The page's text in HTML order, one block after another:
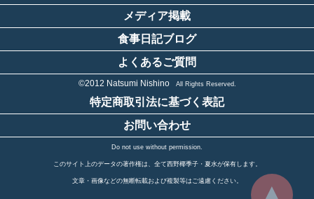
▲
メディア掲載
食事日記ブログ
よくあるご質問
特定商取引法に基づく表記
お問い合わせ
©2012 Natsumi NishinoAll Rights Reserved.
Do not use without permission.
このサイト上のデータの著作権は、全て西野椰季子・夏水が保有します。
文章・画像などの無断転載および複製等はご遠慮ください。